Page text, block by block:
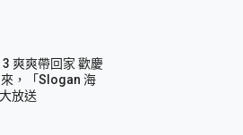
爽爽帶回家 歡慶
，「Slogan 海
放送